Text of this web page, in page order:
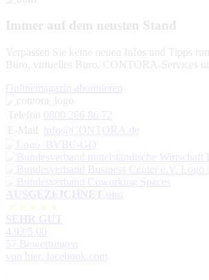
Immer auf dem neusten Stand
Verpassen Sie keine neuen Infos und Tipps
Büro, virtuelles Büro, CONTORA-Services
Onlinemagazin abonnieren
Telefon
0800 266 86 72
E-Mail
info@CONTORA.de
AUSGEZEICHNET .ORG
SEHR GUT
4.93 /5.00
57 Bewertungen
von hier, facebook.com